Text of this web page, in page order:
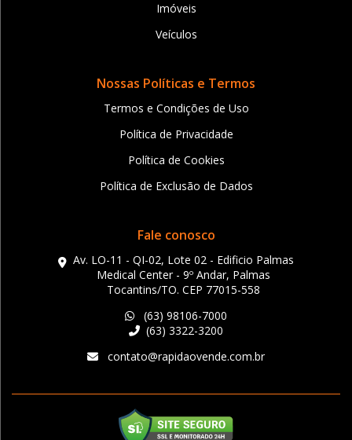
Imóveis
Veículos
Nossas Políticas e Termos
Termos e Condições de Uso
Política de Privacidade
Política de Cookies
Política de Exclusão de Dados
Fale conosco
Av. LO-11 - QI-02, Lote 02 - Edificio Palmas
Medical Center - 9º Andar, Palmas
Tocantins/TO. CEP 77015-558
(63) 98106-7000
(63) 3322-3200
contato@rapidaovende.com.br